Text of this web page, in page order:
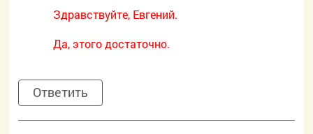
Здравствуйте, Евгений.
Да, этого достаточно.
Ответить